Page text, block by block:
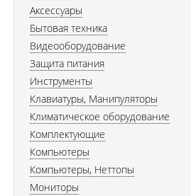
Аксессуары
Бытовая техника
Видеооборудование
Защита питания
Инструменты
Клавиатуры, Манипуляторы
Климатическое оборудование
Комплектующие
Компьютеры
Компьютеры, Неттопы
Мониторы